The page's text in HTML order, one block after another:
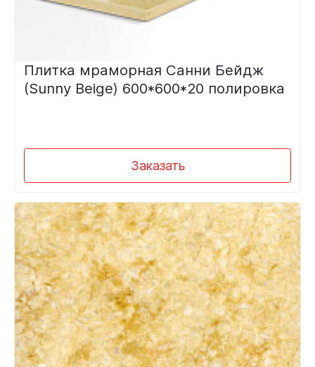
Плитка мраморная Санни Бейдж
(Sunny Beige) 600*600*20 полировка
Заказать